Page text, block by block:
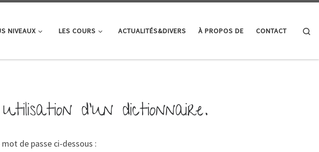
NIVEAUX LES COURS ACTUALITÉS&DIVERS À PROPOS DE CONTACT
d’un dictionnaire.
de passe ci-dessous :